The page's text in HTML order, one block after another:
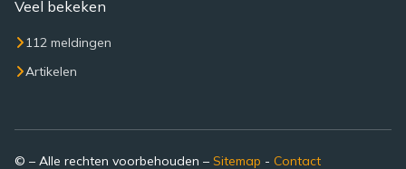
Veel bekeken
112 meldingen
Artikelen
© – Alle rechten voorbehouden – Sitemap - Contact